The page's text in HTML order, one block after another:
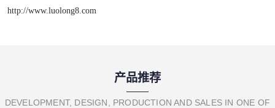
http://www.luolong8.com
产品推荐
DEVELOPMENT, DESIGN, PRODUCTION AND SALES IN ONE OF